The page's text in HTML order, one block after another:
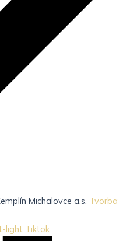
Michalovce a.s. Tvorba
light Tiktok